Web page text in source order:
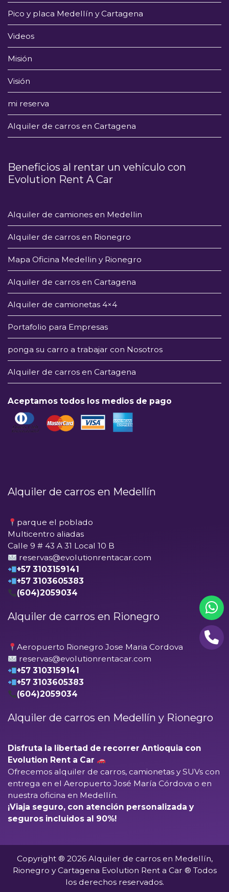
Pico y placa Medellín y Cartagena
Videos
Misión
Visión
mi reserva
Alquiler de carros en Cartagena
Beneficios al rentar un vehículo con
Evolution Rent A Car
Alquiler de camiones en Medellin
Alquiler de carros en Rionegro
Mapa Oficina Medellin y Rionegro
Alquiler de carros en Cartagena
Alquiler de camionetas 4×4
Portafolio para Empresas
ponga su carro a trabajar con Nosotros
Alquiler de carros en Cartagena
Aceptamos todos los medios de pago
Alquiler de carros en Medellín
parque el poblado
Multicentro aliadas
Calle 9 # 43 A 31 Local 10 B
reservas@evolutionrentacar.com
+57 3103159141
+57 3103605383
(604)2059034
Alquiler de carros en Rionegro
Aeropuerto Rionegro Jose Maria Cordova
reservas@evolutionrentacar.com
+57 3103159141
+57 3103605383
(604)2059034
Alquiler de carros en Medellín y Rionegro
Disfruta la libertad de recorrer Antioquia con
Evolution Rent a Car
Ofrecemos alquiler de carros, camionetas y SUVs con
entrega en el Aeropuerto José María Córdova o en
nuestra oficina en Medellín.
¡Viaja seguro, con atención personalizada y
seguros incluidos al 90%!
Copyright ® 2026 Alquiler de carros en Medellín,
Rionegro y Cartagena Evolution Rent a Car ® Todos
los derechos reservados.